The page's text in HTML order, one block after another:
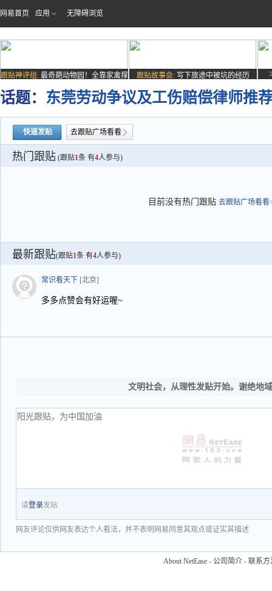
网易首页 应用 无障碍浏览
跟贴神评组: 最奇葩动物园！全靠家禽撑
场子
跟贴故事会: 写下旅途中被坑的经历
话题： 东莞劳动争议及工伤赔偿律师推
快速发贴 去跟贴广场看看
热门跟贴 (跟贴1条 有4人参与)
目前没有热门跟贴 去跟贴广场看看
最新跟贴(跟贴1条 有4人参与)
常识看天下 [北京]
多多点赞会有好运喔~
文明社会，从理性发贴开始。谢绝地
请登录发贴
网友评论仅供网友表达个人看法，并不表明网易同意其观点或证实其描述
About NetEase - 公司简介 - 联系方